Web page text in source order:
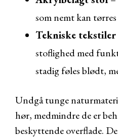
som nemt kan tørres
Tekniske tekstiler
stoflighed med
stadig føles blødt,
Undgå tunge
hør, medmindre de er
beskyttende overflade.